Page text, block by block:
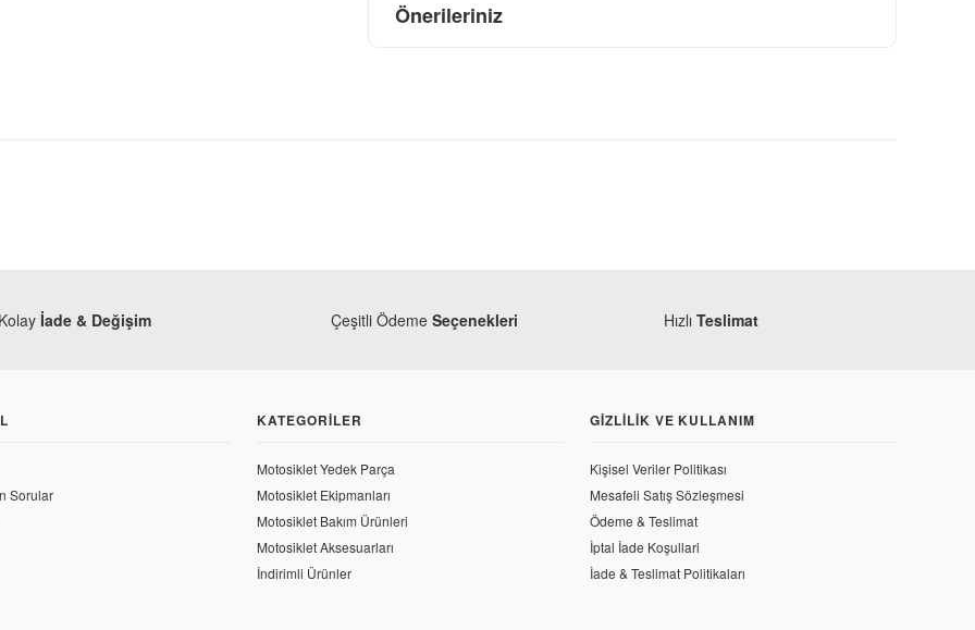
Önerileriniz
200 RS Ana Buji Başlığı
Bajaj Pulsar 200 RS Debriyaj Teli
649,01 TL
Kolay İade & Değişim Çeşitli Ödeme Seçenekleri Hızlı Teslimat
Sorular
KATEGORILER
Motosiklet Yedek Parça
Motosiklet Ekipmanları
Motosiklet Bakım Ürünleri
Motosiklet Aksesuarları
İndirimli Ürünler
GIZLILIK VE KULLANIM
Kişisel Veriler Politikası
Mesafeli Satış Sözleşmesi
Ödeme & Teslimat
İptal İade Koşullari
İade & Teslimat Politikaları